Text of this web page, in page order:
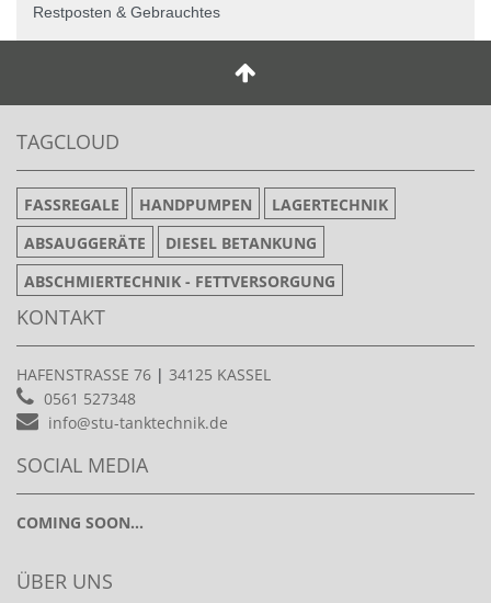
Restposten & Gebrauchtes
TAGCLOUD
FASSREGALE HANDPUMPEN
LAGERTECHNIK
ABSAUGGERÄTE
DIESEL BETANKUNG
ABSCHMIERTECHNIK - FETTVERSORGUNG
KONTAKT
HAFENSTRASSE 76 | 34125 KASSEL
0561 527348
info@stu-tanktechnik.de
SOCIAL MEDIA
COMING SOON...
ÜBER UNS